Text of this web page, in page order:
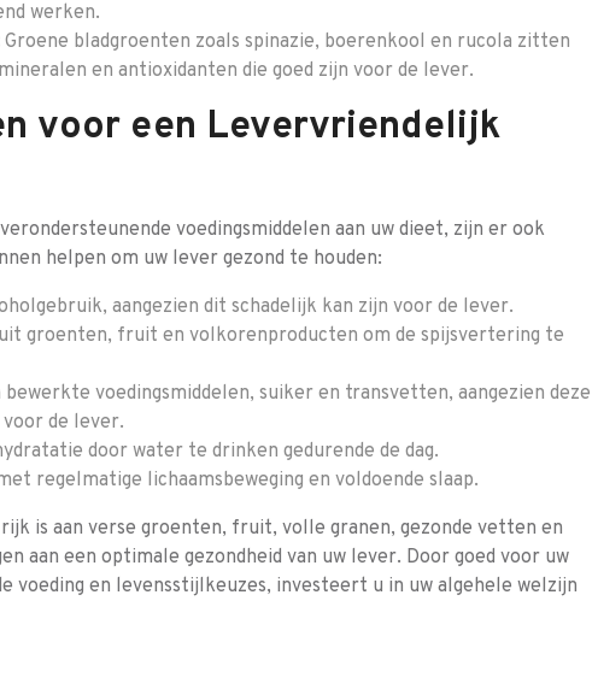
werken.
Groene bladgroenten zoals spinazie, boerenkool en rucola zitten
en antioxidanten die goed zijn voor de lever.
voor een Levervriendelijk
voedingsmiddelen aan uw dieet, zijn er ook
helpen om uw lever gezond te houden:
aangezien dit schadelijk kan zijn voor de lever.
groenten, fruit en volkorenproducten om de spijsvertering te
bewerkte voedingsmiddelen, suiker en transvetten, aangezien deze
de lever.
door water te drinken gedurende de dag.
regelmatige lichaamsbeweging en voldoende slaap.
is aan verse groenten, fruit, volle granen, gezonde vetten en
aan een optimale gezondheid van uw lever. Door goed voor uw
voeding en levensstijlkeuzes, investeert u in uw algehele welzijn